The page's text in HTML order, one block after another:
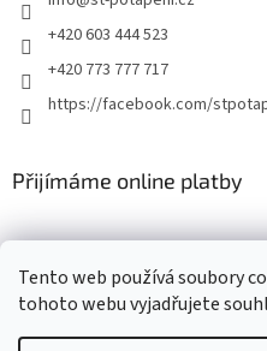
Tento web používá soubory
tohoto webu vyjadřujete
+420 603 444 523
+420 773 777 717
https://facebook.com/
Přijímáme online platby